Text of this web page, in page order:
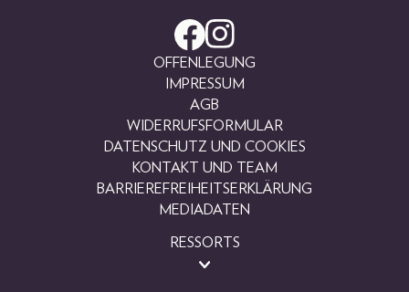
OFFENLEGUNG
IMPRESSUM
AGB
WIDERRUFSFORMULAR
DATENSCHUTZ UND COOKIES
KONTAKT UND TEAM
BARRIEREFREIHEITSERKLÄRUNG
MEDIADATEN
RESSORTS